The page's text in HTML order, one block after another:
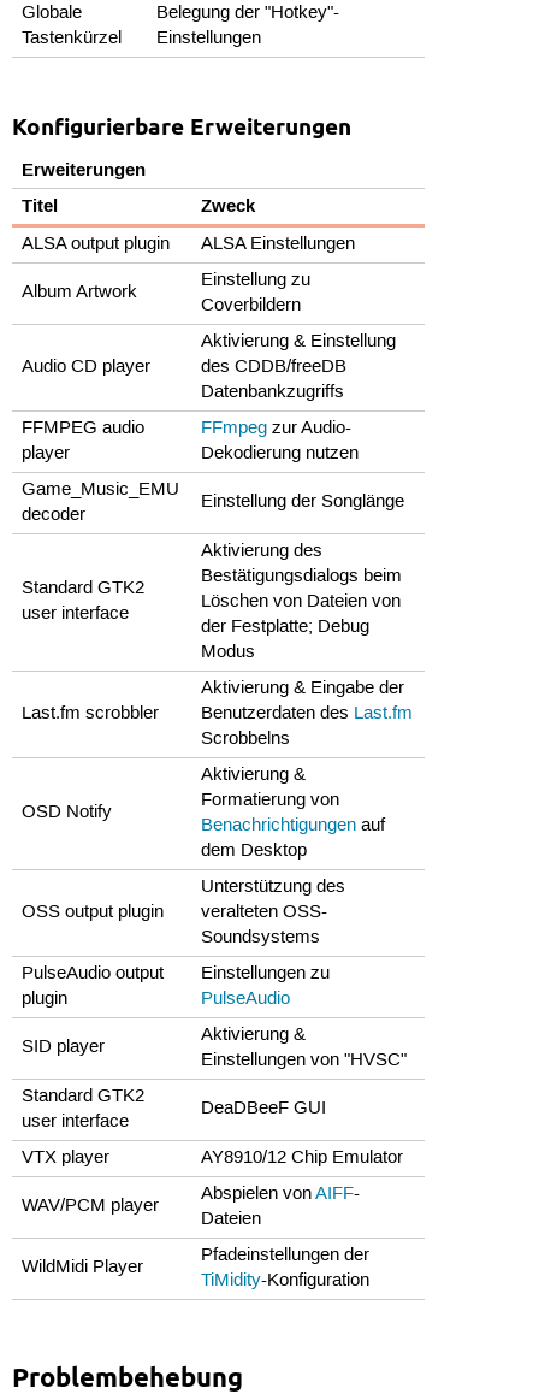
Globale
Tastenkürzel
Belegung der "Hotkey"-
Einstellungen
Konfigurierbare Erweiterungen
Erweiterungen
Titel
Zweck
ALSA output plugin ALSA Einstellungen
Album Artwork
Einstellung zu
Coverbildern
Audio CD player
Aktivierung & Einstellung
des CDDB/freeDB
Datenbankzugriffs
FFMPEG audio
player
FFmpeg zur Audio-
Dekodierung nutzen
Game_Music_EMU
decoder
Einstellung der Songlänge
Standard GTK2
user interface
Aktivierung des
Bestätigungsdialogs beim
Löschen von Dateien von
der Festplatte; Debug
Modus
Last.fm scrobbler
Aktivierung & Eingabe der
Benutzerdaten des Last.fm
Scrobbelns
OSD Notify
Aktivierung &
Formatierung von
Benachrichtigungen auf
dem Desktop
OSS output plugin
Unterstützung des
veralteten OSS-
Soundsystems
PulseAudio output
plugin
Einstellungen zu
PulseAudio
SID player
Aktivierung &
Einstellungen von "HVSC"
Standard GTK2
user interface
DeaDBeeF GUI
VTX player AY8910/12 Chip Emulator
WAV/PCM player
Abspielen vonAIFF-
Dateien
WildMidi Player
Pfadeinstellungen der
TiMidity-Konfiguration
Problembehebung